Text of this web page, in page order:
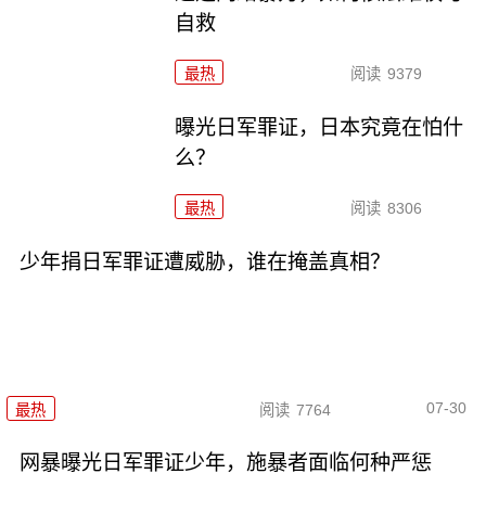
自救
最热 阅读 9379
曝光日军罪证，日本究竟在怕什
么？
最热 阅读 8306
少年捐日军罪证遭威胁，谁在掩盖真相？
最热 阅读 7764 07-30
网暴曝光日军罪证少年，施暴者面临何种严惩